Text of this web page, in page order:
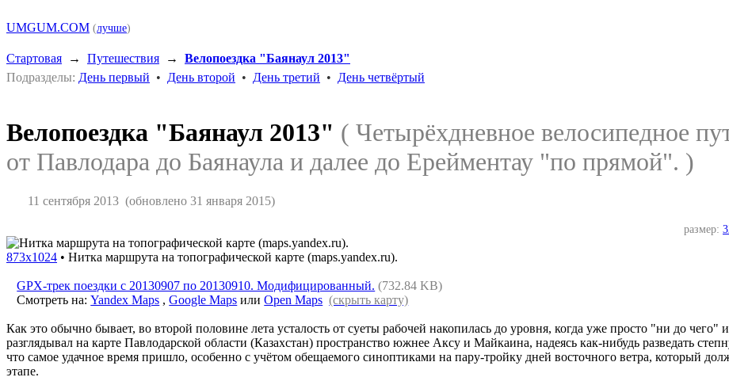
UMGUM.COM (лучше)
Стартовая → Путешествия → Велопоездка "Баянаул 2013"
Подразделы: День первый • День второй • День третий • День четвёртый
Велопоездка "Баянаул 2013" ( Четырёхдневное велосипедное
от Павлодара до Баянаула и далее до Ерейментау "по прямой". )
11 сентября 2013(обновлено 31 января 2015)
размер:
873x1024 • Нитка маршрута на топографической карте (maps.yandex.ru).
GPX-трек поездки с 20130907 по 20130910. Модифицированный. (732.84 KB)
Смотреть на:Yandex Maps ,Google Maps илиOpen Maps (скрыть карту)
Как это обычно бывает, во второй половине лета усталость от суеты рабочей накопилась до уровня, когда уже просто "ни до чего"
разглядывал на карте Павлодарской области (Казахстан) пространство южнее Аксу и Майкаина, надеясь как-нибудь разведать
что самое удачное время пришло, особенно с учётом обещаемого синоптиками на пару-тройку дней восточного ветра, который
этапе.